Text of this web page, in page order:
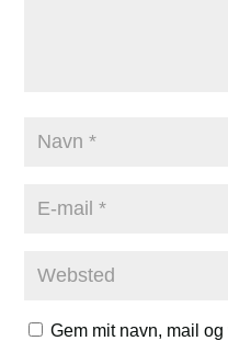
Gem mit navn, mail